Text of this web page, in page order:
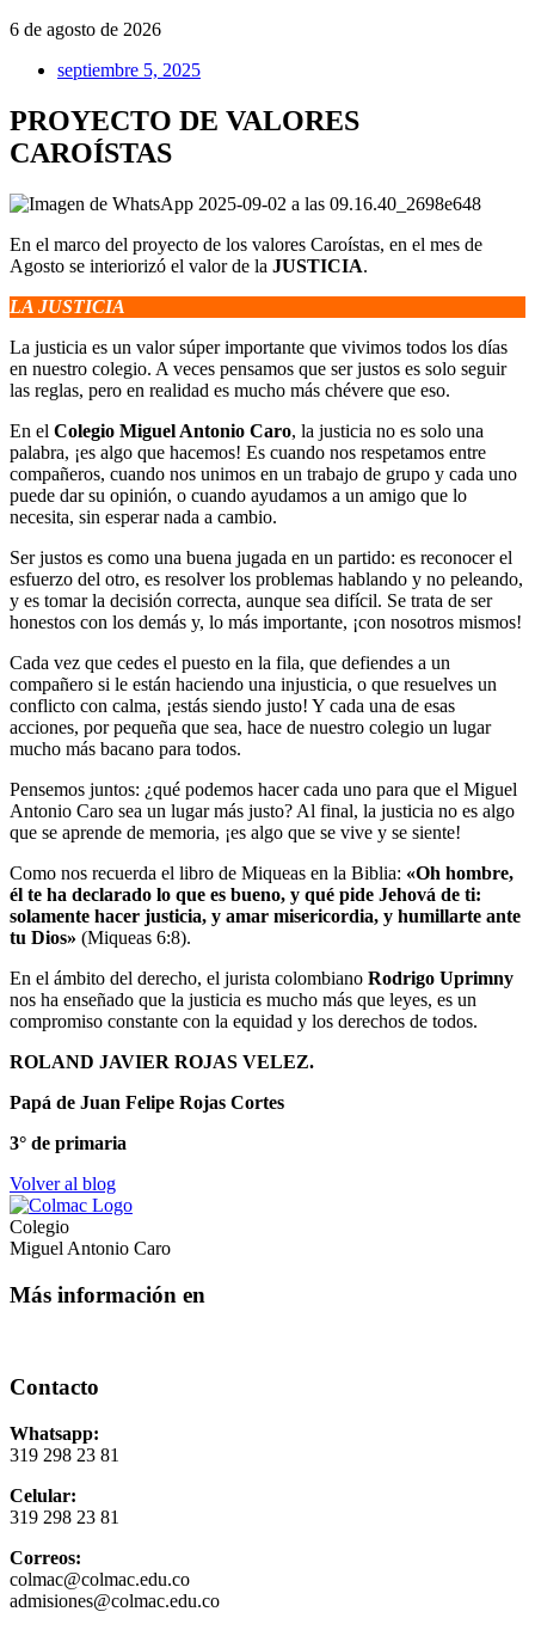
6 de agosto de 2026
septiembre 5, 2025
PROYECTO DE VALORES
CAROÍSTAS
En el marco del proyecto de los valores Caroístas, en el mes de
Agosto se interiorizó el valor de la JUSTICIA.
LA JUSTICIA
La justicia es un valor súper importante que vivimos todos los días
en nuestro colegio. A veces pensamos que ser justos es solo seguir
las reglas, pero en realidad es mucho más chévere que eso.
En el Colegio Miguel Antonio Caro, la justicia no es solo una
palabra, ¡es algo que hacemos! Es cuando nos respetamos entre
compañeros, cuando nos unimos en un trabajo de grupo y cada uno
puede dar su opinión, o cuando ayudamos a un amigo que lo
necesita, sin esperar nada a cambio.
Ser justos es como una buena jugada en un partido: es reconocer el
esfuerzo del otro, es resolver los problemas hablando y no peleando,
y es tomar la decisión correcta, aunque sea difícil. Se trata de ser
honestos con los demás y, lo más importante, ¡con nosotros mismos!
Cada vez que cedes el puesto en la fila, que defiendes a un
compañero si le están haciendo una injusticia, o que resuelves un
conflicto con calma, ¡estás siendo justo! Y cada una de esas
acciones, por pequeña que sea, hace de nuestro colegio un lugar
mucho más bacano para todos.
Pensemos juntos: ¿qué podemos hacer cada uno para que el Miguel
Antonio Caro sea un lugar más justo? Al final, la justicia no es algo
que se aprende de memoria, ¡es algo que se vive y se siente!
Como nos recuerda el libro de Miqueas en la Biblia: «Oh hombre,
él te ha declarado lo que es bueno, y qué pide Jehová de ti:
solamente hacer justicia, y amar misericordia, y humillarte ante
tu Dios» (Miqueas 6:8).
En el ámbito del derecho, el jurista colombiano Rodrigo Uprimny
nos ha enseñado que la justicia es mucho más que leyes, es un
compromiso constante con la equidad y los derechos de todos.
ROLAND JAVIER ROJAS VELEZ.
Papá de Juan Felipe Rojas Cortes
3° de primaria
Volver al blog
Colegio
Miguel Antonio Caro
Más información en
Contacto
Whatsapp:
319 298 23 81
Celular:
319 298 23 81
Correos:
colmac@colmac.edu.co
admisiones@colmac.edu.co